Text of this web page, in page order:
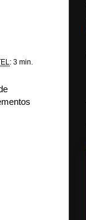
: 3 min.